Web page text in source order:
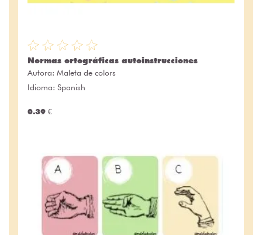
Normas ortográficas autoinstrucciones
Autora: Maleta de colors
Idioma: Spanish
0.39 €